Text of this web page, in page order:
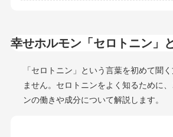
幸せホルモン「セロトニン」
「セロトニン」という言葉を初めて聞
ません。セロトニンをよく知るために
ンの働きや成分について解説します。